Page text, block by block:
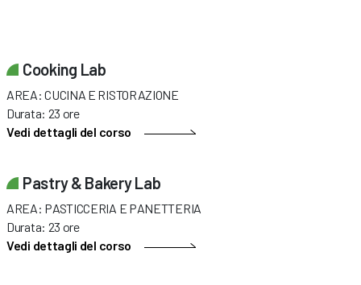
Cooking Lab
AREA: CUCINA E RISTORAZIONE
Durata: 23 ore
Vedi dettagli del corso
Pastry & Bakery Lab
AREA: PASTICCERIA E PANETTERIA
Durata: 23 ore
Vedi dettagli del corso